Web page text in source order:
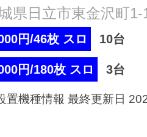
県日立市東金沢町1-
円/46枚 スロ 10台
円/180枚 スロ 3台
置機種情報 最終更新日